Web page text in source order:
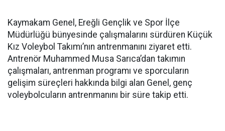
Kaymakam Genel, Ereğli Gençlik ve Spor İlçe
Müdürlüğü bünyesinde çalışmalarını sürdüren Küçük
Kız Voleybol Takımı’nın antrenmanını ziyaret etti.
Antrenör Muhammed Musa Sarıca’dan takımın
çalışmaları, antrenman programı ve sporcuların
gelişim süreçleri hakkında bilgi alan Genel, genç
voleybolcuların antrenmanını bir süre takip etti.